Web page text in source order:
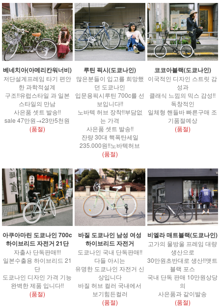
베네치아(아메리칸워너비)
저단설계프레임 타기 편안
한 과학적설계
구조!!유럽스타일 과 일본
스타일의 만남
사은품 셋트 발송!!
sale 47만원→23만5천원
(품절)
루틴 픽시(도쿄나인)
많은분들이 입고를 희망했
던 도쿄나인
입문용픽시루틴 700c를 선
보입니다!!
노바텍 허브 장착!!부담없
는 가격
사은품 셋트 발송!!
잔량 30대 핵폭탄세일
235.000원!!노바텍허브
(품절)
코코아블랙(도쿄나인)
이국적인 디자인 스트릿 감
성과
클래식 느낌의 믹스 감성!!
독창적인
일체형 핸들바 빠른구매 조
기품절예상
(품절)
아쿠아마린 도쿄나인 700c
하이브리드 자전거 21단
자출사 단독판매!!!
일본수출용 하이브리드 21
단
도쿄나인 디자인 가격 기능
완벽한 제품 입니다!!
(품절)
바질 도쿄나인 남성 여성
하이브리드 자전거
도쿄나인 국내 단독판매!!
다들 아시는
유명한 도쿄나인 자전거 신
상입니다
바질 허브 컬러 국내에서
보기힘든컬러
(품절)
비엘라 매트블랙(도쿄나인)
고가의 물방울 프레임 대량
생산으로
30만원초반대로 생산!!맷트
블랙 포스
국내 단독 판매 10만원상당
의
사은품과 같이발송
(품절)